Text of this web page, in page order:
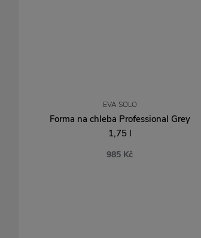
EVA SOLO
Forma na chleba Professional Grey
1,75 l
985 Kč